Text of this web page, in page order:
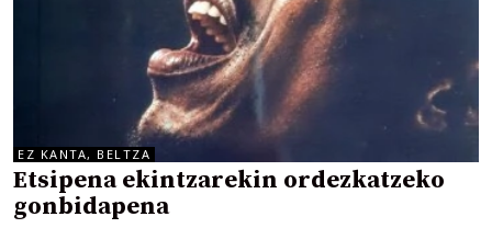
EZ KANTA, BELTZA
Etsipena ekintzarekin ordezkatzeko
gonbidapena